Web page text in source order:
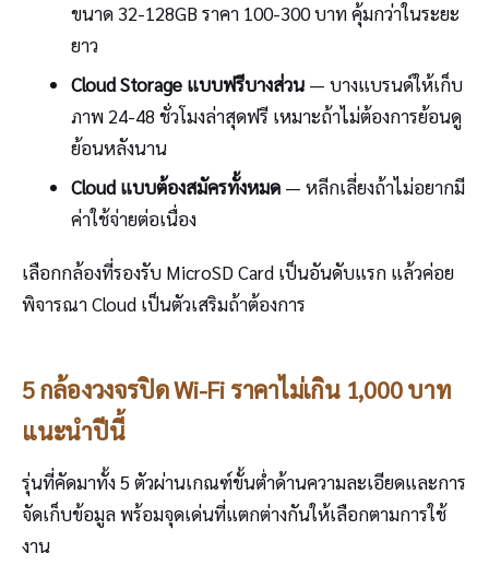
ขนาด 32-128GB ราคา 100-300 บาท คุ้มกว่าในระยะ
ยาว
Cloud Storage แบบฟรีบางส่วน— บางแบรนด์ให้เก็บ
ภาพ 24-48 ชั่วโมงล่าสุดฟรี เหมาะถ้าไม่ต้องการย้อนดู
ย้อนหลังนาน
Cloud แบบต้องสมัครทั้งหมด— หลีกเลี่ยงถ้าไม่อยากมี
ค่าใช้จ่ายต่อเนื่อง
เลือกกล้องที่รองรับ MicroSD Card เป็นอันดับแรก แล้วค่อย
พิจารณา Cloud เป็นตัวเสริมถ้าต้องการ
5 กล้องวงจรปิด Wi-Fi ราคาไม่เกิน 1,000 บาท
แนะนำปีนี้
รุ่นที่คัดมาทั้ง 5 ตัวผ่านเกณฑ์ขั้นต่ำด้านความละเอียดและการ
จัดเก็บข้อมูล พร้อมจุดเด่นที่แตกต่างกันให้เลือกตามการใช้
งาน